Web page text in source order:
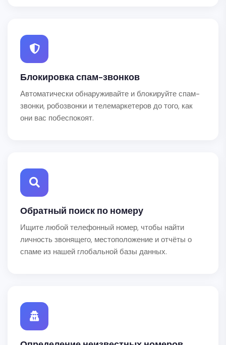
Блокировка спам-звонков
Автоматически обнаруживайте и блокируйте спам-
звонки, робозвонки и телемаркетеров до того, как
они вас побеспокоят.
Обратный поиск по номеру
Ищите любой телефонный номер, чтобы найти
личность звонящего, местоположение и отчёты о
спаме из нашей глобальной базы данных.